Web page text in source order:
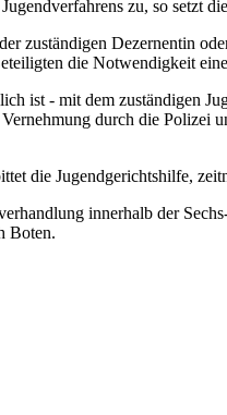
zu, so setzt
Dezernentin
die Notwendigkeit
ist - mit dem zuständigen
durch die Polizei
die Jugendgerichtshilfe,
innerhalb der
Boten.